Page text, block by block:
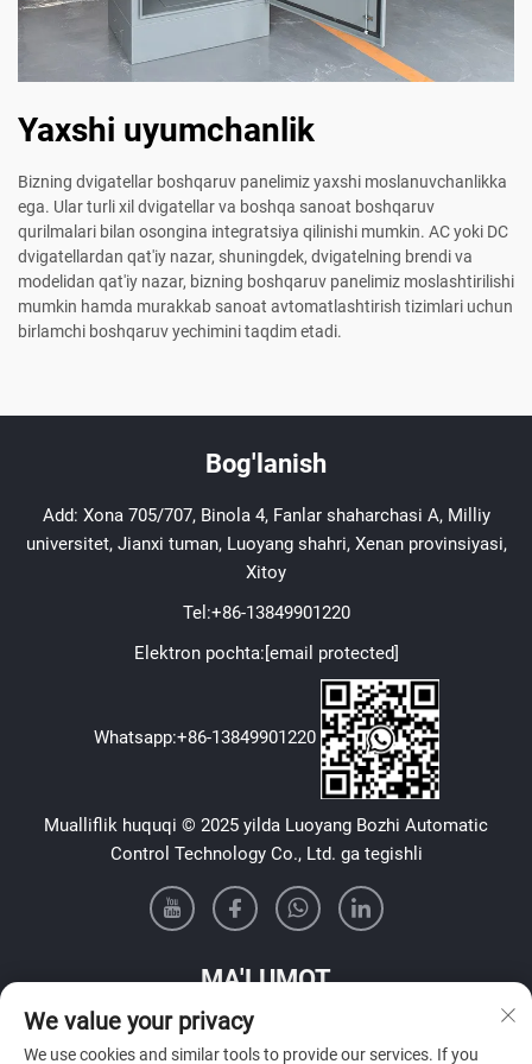
Yaxshi uyumchanlik
Bizning dvigatellar boshqaruv panelimiz yaxshi moslanuvchanlikka
ega. Ular turli xil dvigatellar va boshqa sanoat boshqaruv
qurilmalari bilan osongina integratsiya qilinishi mumkin. AC yoki DC
dvigatellardan qat'iy nazar, shuningdek, dvigatelning brendi va
modelidan qat'iy nazar, bizning boshqaruv panelimiz moslashtirilishi
mumkin hamda murakkab sanoat avtomatlashtirish tizimlari uchun
birlamchi boshqaruv yechimini taqdim etadi.
Bog'lanish
Add: Xona 705/707, Binola 4, Fanlar shaharchasi A, Milliy
universitet, Jianxi tuman, Luoyang shahri, Xenan provinsiyasi,
Xitoy
Tel:+86-13849901220
Elektron pochta:[email protected]
Whatsapp:+86-13849901220
Mualliflik huquqi © 2025 yilda Luoyang Bozhi Automatic
Control Technology Co., Ltd. ga tegishli
MA'LUMOT
Haftalik axborotnomamizni olish uchun roʻyxatdan oʻting
We value your privacy
We use cookies and similar tools to provide our services. If you